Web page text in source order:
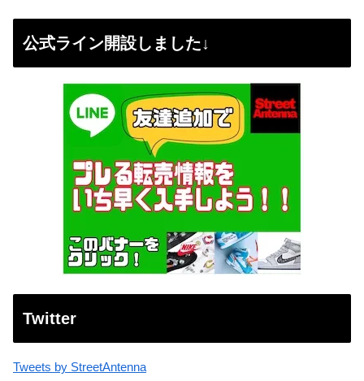
公式ライン開設しました↓
Twitter
Tweets by StreetAntenna